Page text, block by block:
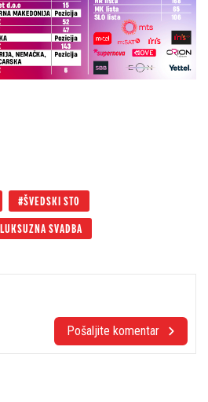
ŠVEDSKI STO
LUKSUZNA SVADBA
Pošaljite komentar